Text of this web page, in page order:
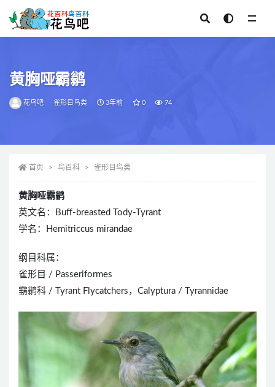
黄胸哑霸鹟
花鸟吧 雀形目鸟类 3年前 0 74
首页 鸟百科 雀形目鸟类
黄胸哑霸鹟
英文名：Buff-breasted Tody-Tyrant
学名：Hemitriccus mirandae
纲目科属：
雀形目 / Passeriformes
霸鹟科 / Tyrant Flycatchers，Calyptura / Tyrannidae